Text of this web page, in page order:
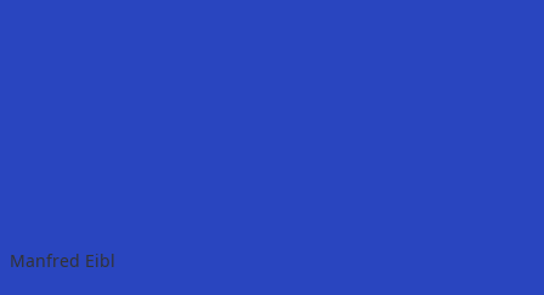
Manfred Eibl